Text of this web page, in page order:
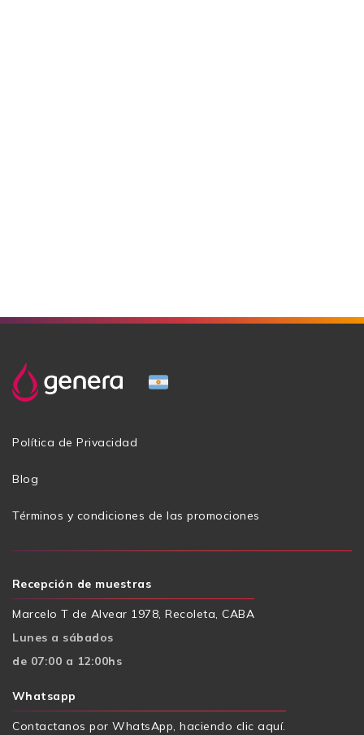
Política de Privacidad
Blog
Términos y condiciones de las promociones
Recepción de muestras
Marcelo T de Alvear 1978, Recoleta, CABA
Lunes a sábados
de 07:00 a 12:00hs
Whatsapp
Contactanos por WhatsApp, haciendo clic aquí.